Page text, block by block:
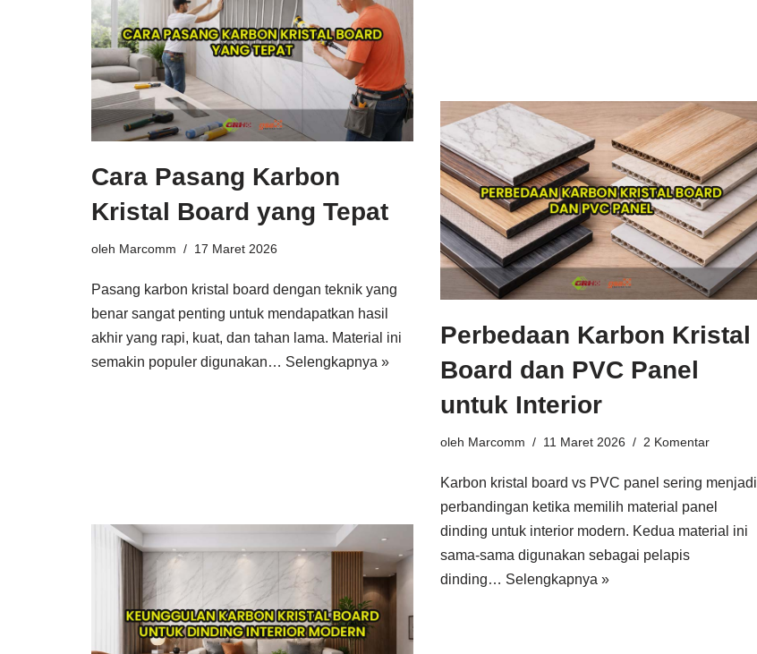
Cara Pasang Karbon
Kristal Board yang Tepat
oleh Marcomm 17 Maret 2026
Pasang karbon kristal board dengan teknik yang
benar sangat penting untuk mendapatkan hasil
akhir yang rapi, kuat, dan tahan lama. Material ini
semakin populer digunakan… Selengkapnya »
Perbedaan Karbon Kristal
Board dan PVC Panel
untuk Interior
oleh Marcomm 11 Maret 2026 2 Komentar
Karbon kristal board vs PVC panel sering menjadi
perbandingan ketika memilih material panel
dinding untuk interior modern. Kedua material ini
sama-sama digunakan sebagai pelapis
dinding… Selengkapnya »